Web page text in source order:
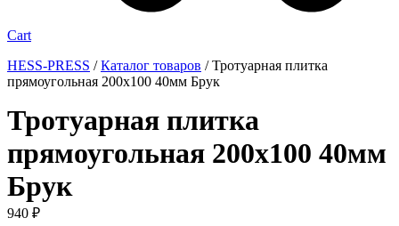
Cart
HESS-PRESS /Каталог товаров /Тротуарная плитка
прямоугольная 200х100 40мм Брук
Тротуарная плитка
прямоугольная 200х100 40мм
Брук
940 ₽